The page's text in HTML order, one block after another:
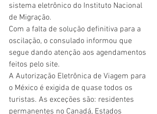
sistema eletrônico do Instituto Nacional
de Migração.
Com a falta de solução definitiva para a
oscilação, o consulado informou que
segue dando atenção aos agendamentos
feitos pelo site.
A Autorização Eletrônica de Viagem para
o México é exigida de quase todos os
turistas. As exceções são: residentes
permanentes no Canadá, Estados